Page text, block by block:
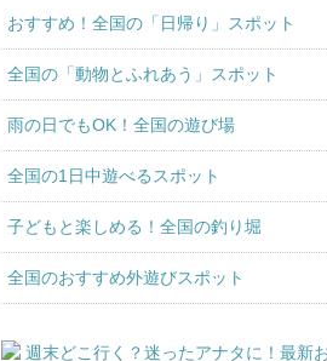
おすすめ！全国の「日帰り」スポット
全国の「動物とふれあう」スポット
雨の日でもOK！全国の遊び場
全国の1日中遊べるスポット
子どもと楽しめる！全国の釣り堀
全国のおすすめ外遊びスポット